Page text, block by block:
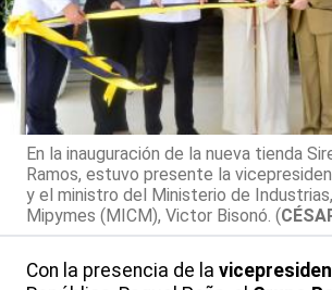
En la inauguración de la nueva tienda
Ramos, estuvo presente la
y el ministro del Ministerio de
Mipymes (MICM), Victor Bisonó. (
Con la presencia de la